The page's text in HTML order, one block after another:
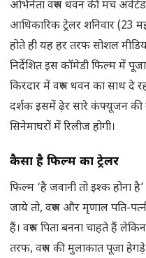
अभिनेता वरुण धवन की मच अवेटेड
आधिकारिक ट्रेलर शनिवार (23
होते ही यह हर तरफ सोशल
निर्देशित इस कॉमेडी फिल्म में
किरदार में वरुण धवन का साथ दे
दर्शक इसमें ढ़ेर सारे कंफ्यूजन की
सिनेमाघरों में रिलीज होगी।
कैसा है फिल्म का ट्रेलर
फिल्म ‘है जवानी तो इश्क होना
जाये तो, वरुण और मृणाल पति-
हैं। वरुण पिता बनना चाहते हैं
तरफ, वरुण की मुलाकात पूजा